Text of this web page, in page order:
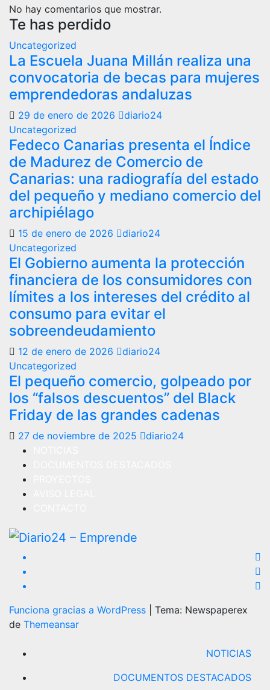
No hay comentarios que mostrar.
Te has perdido
Uncategorized
La Escuela Juana Millán realiza una
convocatoria de becas para mujeres
emprendedoras andaluzas
29 de enero de 2026
diario24
Uncategorized
Fedeco Canarias presenta el Índice
de Madurez de Comercio de
Canarias: una radiografía del estado
del pequeño y mediano comercio del
archipiélago
15 de enero de 2026
diario24
Uncategorized
El Gobierno aumenta la protección
financiera de los consumidores con
límites a los intereses del crédito al
consumo para evitar el
sobreendeudamiento
12 de enero de 2026
diario24
Uncategorized
El pequeño comercio, golpeado por
los “falsos descuentos” del Black
Friday de las grandes cadenas
27 de noviembre de 2025
diario24
Funciona gracias a WordPress
Tema: Newspaperex
de Themeansar
NOTICIAS
DOCUMENTOS DESTACADOS